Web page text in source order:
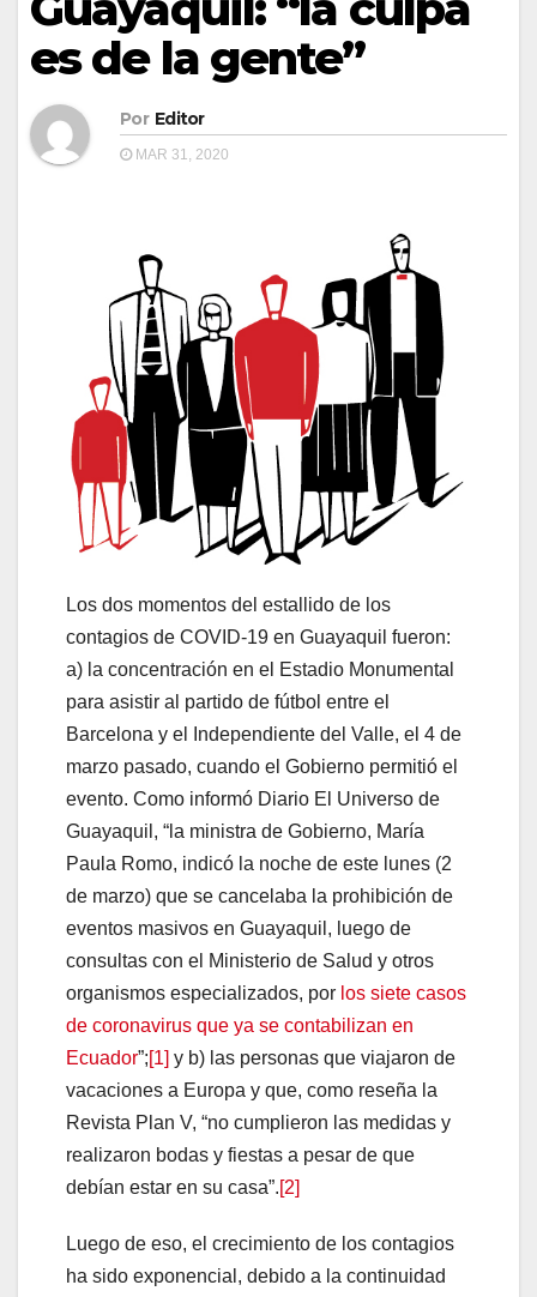
es de la gente”
Por Editor
MAR 31, 2020
Los dos momentos del estallido de los
contagios de COVID-19 en Guayaquil fueron:
a) la concentración en el Estadio Monumental
para asistir al partido de fútbol entre el
Barcelona y el Independiente del Valle, el 4 de
marzo pasado, cuando el Gobierno permitió el
evento. Como informó Diario El Universo de
Guayaquil, “la ministra de Gobierno, María
Paula Romo, indicó la noche de este lunes (2
de marzo) que se cancelaba la prohibición de
eventos masivos en Guayaquil, luego de
consultas con el Ministerio de Salud y otros
organismos especializados, por los siete casos
de coronavirus que ya se contabilizan en
Ecuador”;[1] y b) las personas que viajaron de
vacaciones a Europa y que, como reseña la
Revista Plan V, “no cumplieron las medidas y
realizaron bodas y fiestas a pesar de que
debían estar en su casa”.[2]
Luego de eso, el crecimiento de los contagios
ha sido exponencial, debido a la continuidad